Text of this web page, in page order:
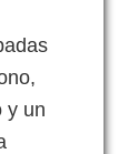
y un